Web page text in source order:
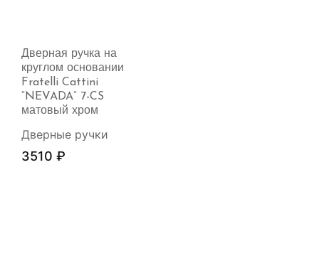
Дверная ручка на
круглом основании
Fratelli Cattini
“NEVADA” 7-CS
матовый хром
Дверные ручки
3510 ₽